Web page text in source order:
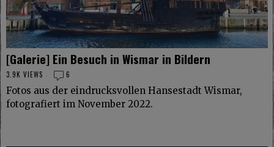
[Galerie] Ein Besuch in Wismar in Bildern
3.9K VIEWS 6
Fotos aus der eindrucksvollen Hansestadt Wismar,
fotografiert im November 2022.